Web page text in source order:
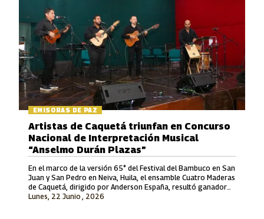
EMISORAS DE PAZ
Lunes, 22 Junio , 2026
Artistas de Caquetá triunfan en Concurso
Nacional de Interpretación Musical
“Anselmo Durán Plazas”
En el marco de la versión 65° del Festival del Bambuco en San
Juan y San Pedro en Neiva, Huila, el ensamble Cuatro Maderas
de Caquetá, dirigido por Anderson España, resultó ganador
en la Modalidad Vocal.